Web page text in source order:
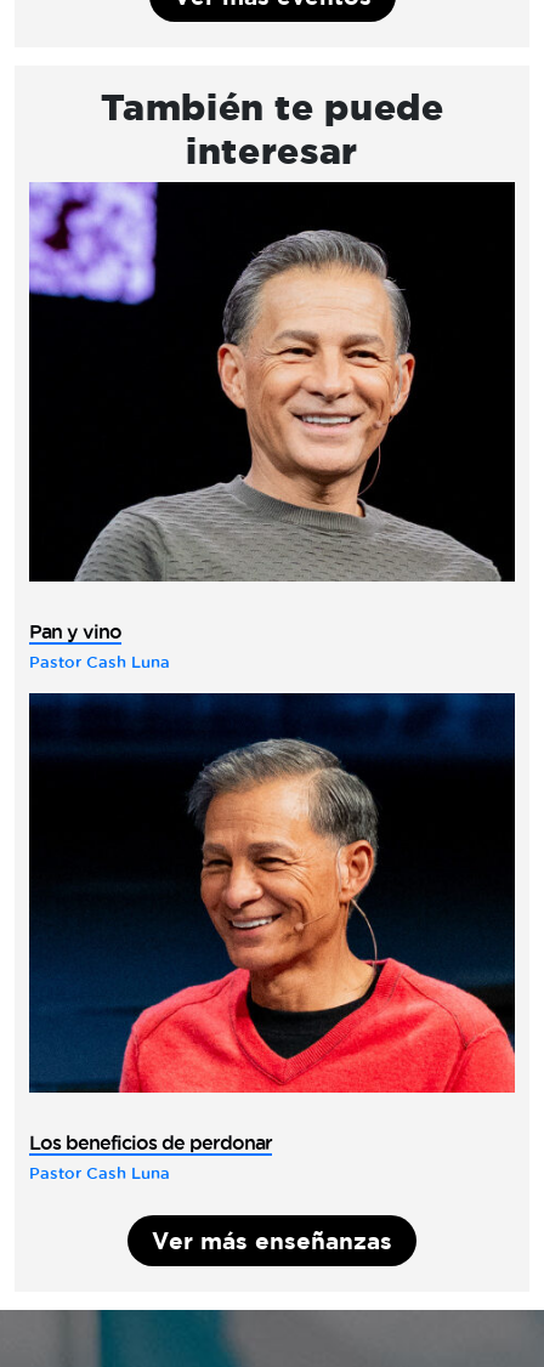
También te puede
interesar
Pan y vino
Pastor Cash Luna
Los beneficios de perdonar
Pastor Cash Luna
Ver más enseñanzas